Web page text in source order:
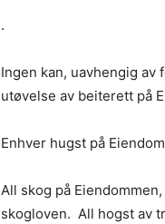
.
Ingen kan, uavhengig
utøvelse av beiterett på
Enhver hugst på
All skog på
skogloven. All hogst av